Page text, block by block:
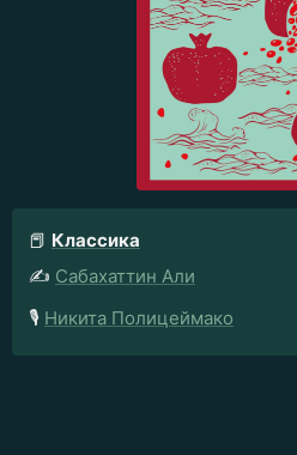
📕 Классика
✍️ Сабахаттин Али
🎙️ Никита Полицеймако